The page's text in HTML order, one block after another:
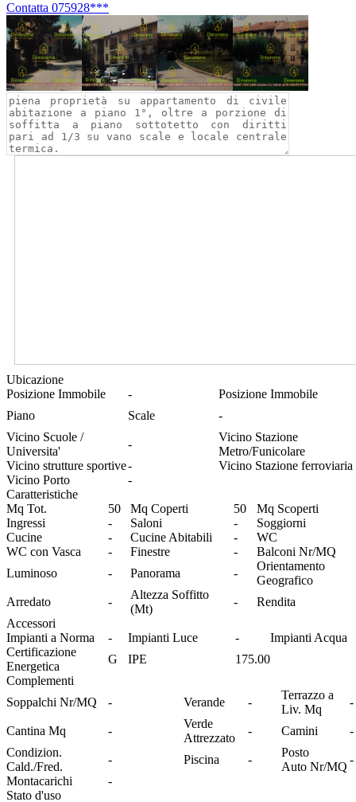
Contatta 075928***
Ubicazione
Posizione Immobile
-
Posizione Immobile
Piano
Scale
-
Vicino Scuole /
Universita'
-
Vicino Stazione
Metro/Funicolare
Vicino strutture sportive-
Vicino Stazione ferroviaria
Vicino Porto
-
Caratteristiche
Mq Tot.
50 Mq Coperti 50
Mq Scoperti
Ingressi
- Saloni -
Soggiorni
Cucine
- Cucine Abitabili -
WC
WC con Vasca
- Finestre -
Balconi Nr/MQ
Luminoso
- Panorama -
Orientamento
Geografico
Arredato
-
Altezza Soffitto
(Mt)
-
Rendita
Accessori
Impianti a Norma
- Impianti Luce -
Impianti Acqua
Certificazione
Energetica
G IPE
175.00
Complementi
Soppalchi Nr/MQ
- Verande -
Terrazzo a
Liv. Mq
-
Cantina Mq -
Verde
Attrezzato
- Camini
-
Condizion.
Cald./Fred.
- Piscina -
Posto
Auto Nr/MQ
-
Montacarichi
-
Stato d'uso